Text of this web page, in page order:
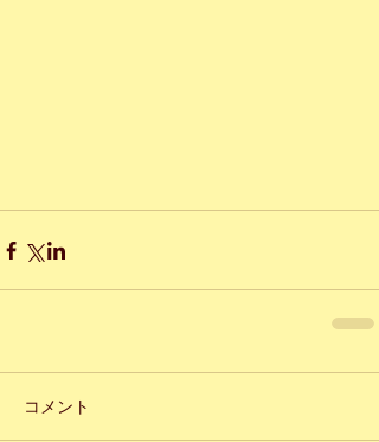
コメント